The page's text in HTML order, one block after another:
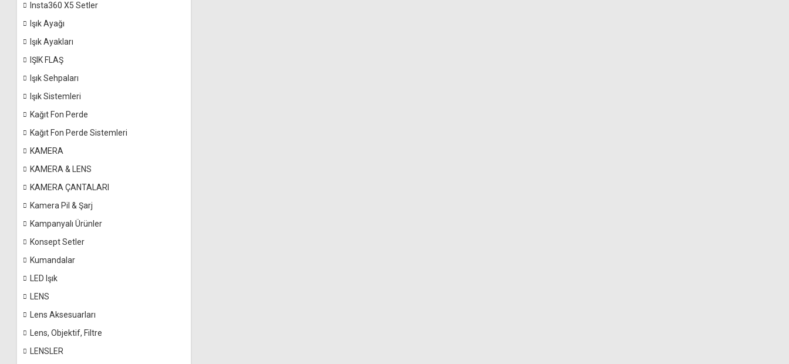
Insta360 X5 Setler
Işık Ayağı
Işık Ayakları
IŞIK FLAŞ
Işık Sehpaları
Işık Sistemleri
Kağıt Fon Perde
Kağıt Fon Perde Sistemleri
KAMERA
KAMERA & LENS
KAMERA ÇANTALARI
Kamera Pil & Şarj
Kampanyalı Ürünler
Konsept Setler
Kumandalar
LED Işık
LENS
Lens Aksesuarları
Lens, Objektif, Filtre
LENSLER